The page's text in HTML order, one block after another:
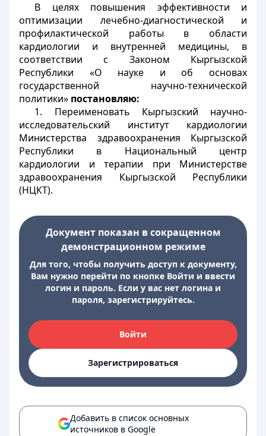
В целях повышения эффективности и
оптимизации лечебно-диагностической и
профилактической работы в области
кардиологии и внутренней медицины, в
соответствии с Законом Кыргызской
Республики «О науке и об основах
государственной научно-технической
политики» постановляю:
1. Переименовать Кыргызский научно-
исследовательский институт кардиологии
Министерства здравоохранения Кыргызской
Республики в Национальный центр
кардиологии и терапии при Министерстве
здравоохранения Кыргызской Республики
(НЦКТ).
Документ показан в сокращенном
демонстрационном режиме
Для того, чтобы получить доступ к документу,
Вам нужно перейти по кнопке Войти и ввести
логин и пароль. Если у вас нет логина и
пароля, зарегистрируйтесь.
Войти
Зарегистрироваться
Добавить в список основных
источников в Google